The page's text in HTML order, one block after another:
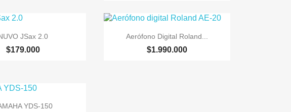
Vista rápida
JSax 2.0
$179.000
 Vista rápida
Aerófono Digital Roland...
$1.990.000
Vista rápida
YDS-150